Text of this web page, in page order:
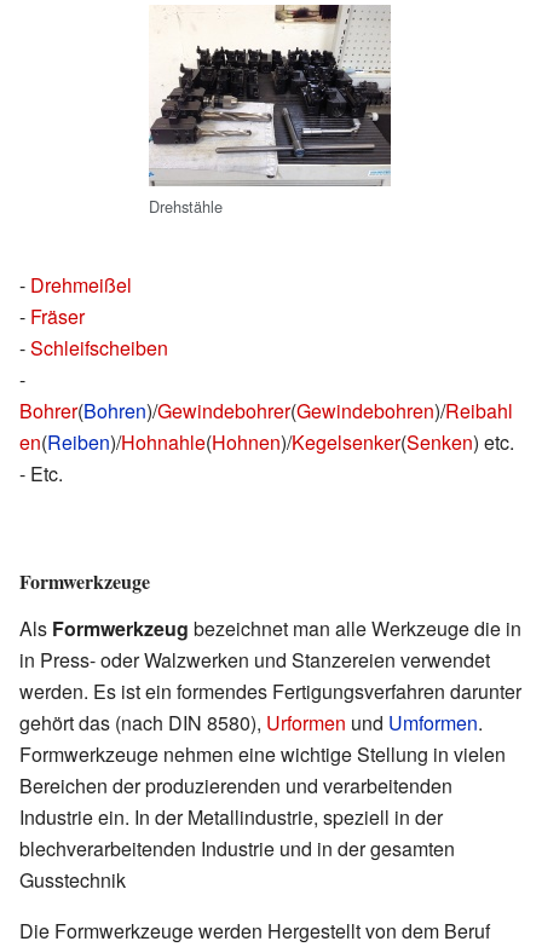
Drehstähle
- Drehmeißel
- Fräser
-Schleifscheiben
-
Bohrer(Bohren)/Gewindebohrer(Gewindebohren)/Reibahl
en(Reiben)/Hohnahle(Hohnen)/Kegelsenker(Senken) etc.
- Etc.
Formwerkzeuge
Als Formwerkzeug bezeichnet man alle Werkzeuge die in
in Press- oder Walzwerken und Stanzereien verwendet
werden. Es ist ein formendes Fertigungsverfahren darunter
gehört das (nach DIN 8580), Urformen und Umformen.
Formwerkzeuge nehmen eine wichtige Stellung in vielen
Bereichen der produzierenden und verarbeitenden
Industrie ein. In der Metallindustrie, speziell in der
blechverarbeitenden Industrie und in der gesamten
Gusstechnik
Die Formwerkzeuge werden Hergestellt von dem Beruf